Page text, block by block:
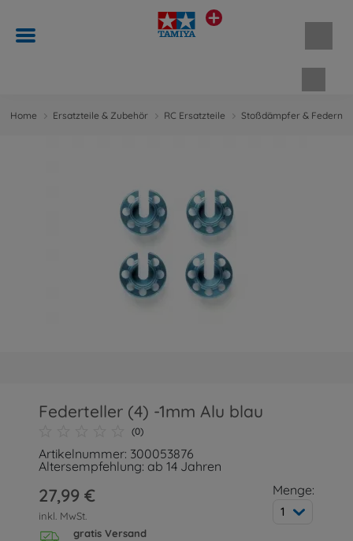
Home Ersatzteile & Zubehör RC Ersatzteile Stoßdämpfer & Federn
Federteller (4) -1mm Alu blau
(0)
Artikelnummer: 300053876
Altersempfehlung: ab 14 Jahren
27,99 €
inkl. MwSt.
gratis Versand
Menge:
1